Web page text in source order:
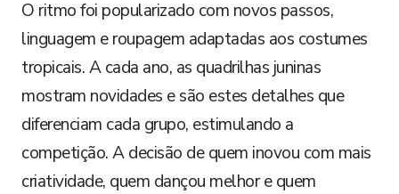
O ritmo foi popularizado com novos passos,
linguagem e roupagem adaptadas aos costumes
tropicais. A cada ano, as quadrilhas juninas
mostram novidades e são estes detalhes que
diferenciam cada grupo, estimulando a
competição. A decisão de quem inovou com mais
criatividade, quem dançou melhor e quem